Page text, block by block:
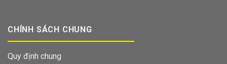
CHÍNH SÁCH CHUNG
Quy định chung